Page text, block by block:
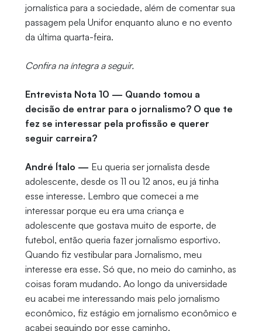
jornalística para a sociedade, além de comentar sua
passagem pela Unifor enquanto aluno e no evento
da última quarta-feira.
Confira na íntegra a seguir.
Entrevista Nota 10 — Quando tomou a
decisão de entrar para o jornalismo? O que te
fez se interessar pela profissão e querer
seguir carreira?
André Ítalo — Eu queria ser jornalista desde
adolescente, desde os 11 ou 12 anos, eu já tinha
esse interesse. Lembro que comecei a me
interessar porque eu era uma criança e
adolescente que gostava muito de esporte, de
futebol, então queria fazer jornalismo esportivo.
Quando fiz vestibular para Jornalismo, meu
interesse era esse. Só que, no meio do caminho, as
coisas foram mudando. Ao longo da universidade
eu acabei me interessando mais pelo jornalismo
econômico, fiz estágio em jornalismo econômico e
acabei seguindo por esse caminho.